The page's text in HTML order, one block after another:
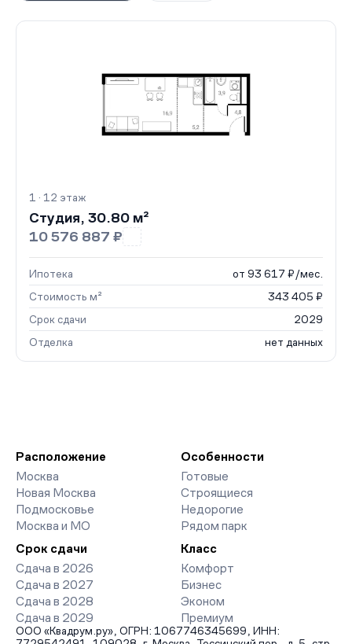
1 · 12 этаж
Студия, 30.80 м²
10 576 887 ₽
Ипотека
от 93 617 ₽/мес.
Стоимость м²
343 405 ₽
Срок сдачи
2029
Отделка
нет данных
Расположение
Москва
Новая Москва
Подмосковье
Москва и МО
Особенности
Готовые
Строящиеся
Недорогие
Рядом парк
Срок сдачи
Сдача в 2026
Сдача в 2027
Сдача в 2028
Сдача в 2029
Класс
Комфорт
Бизнес
Эконом
Премиум
ООО «Квадрум.ру», ОГРН: 1067746345699, ИНН: